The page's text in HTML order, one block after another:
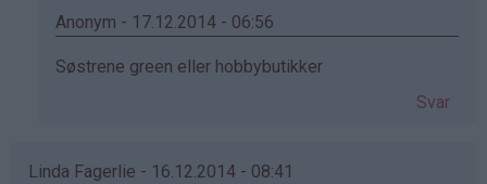
Anonym - 17.12.2014 - 06:56
Som
Mona
Søstrene green eller hobbybutikker
Svar
Linda Fagerlie - 16.12.2014 - 08:41